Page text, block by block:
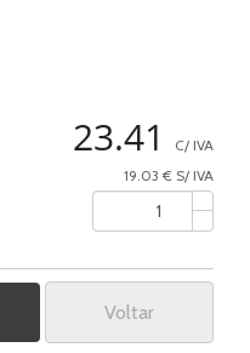
23.41
C/ IVA
19.03 € S/ IVA
Voltar